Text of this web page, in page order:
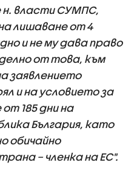
власти СУМПС,
лишаване от 4
и не му дава право
от това, към
заявлението
и на условието за
185 дни на
България, като
обичайно
– членка на ЕС".